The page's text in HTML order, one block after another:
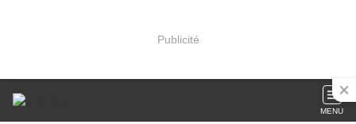
Publicité
MENU